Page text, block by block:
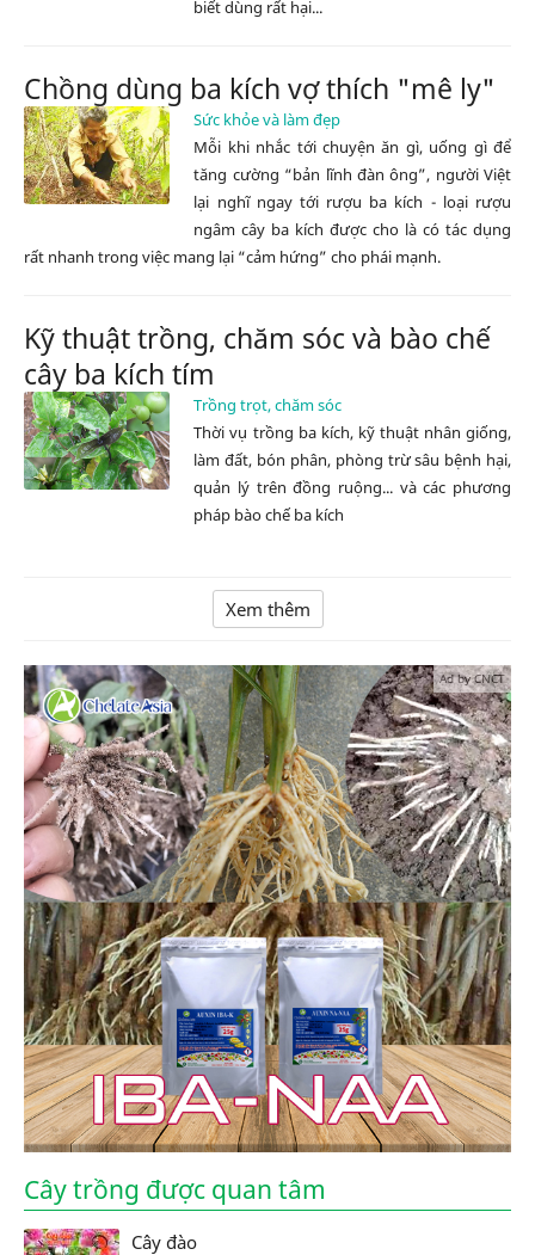
biết dùng rất hại...
Chồng dùng ba kích vợ thích "mê ly"
Sức khỏe và làm đẹp
Mỗi khi nhắc tới chuyện ăn gì, uống gì để
tăng cường “bản lĩnh đàn ông”, người Việt
lại nghĩ ngay tới rượu ba kích - loại rượu
ngâm cây ba kích được cho là có tác dụng
rất nhanh trong việc mang lại “cảm hứng” cho phái mạnh.
Kỹ thuật trồng, chăm sóc và bào chế
cây ba kích tím
Trồng trọt, chăm sóc
Thời vụ trồng ba kích, kỹ thuật nhân giống,
làm đất, bón phân, phòng trừ sâu bệnh hại,
quản lý trên đồng ruộng... và các phương
pháp bào chế ba kích
Xem thêm
Ad by CNCT
Cây trồng được quan tâm
Cây đào